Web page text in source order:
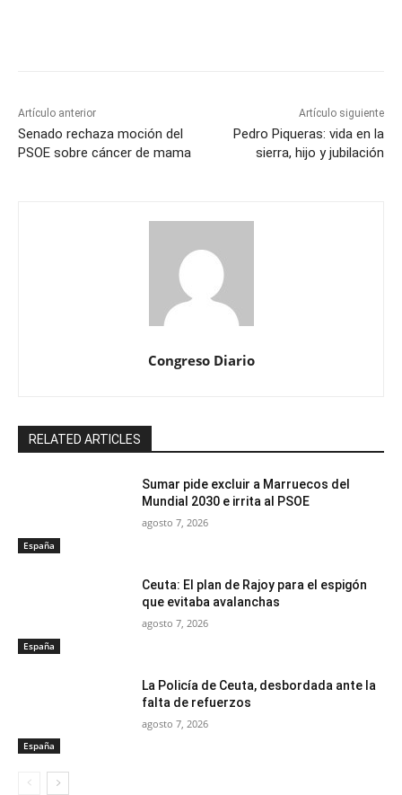
Artículo anterior
Senado rechaza moción del
PSOE sobre cáncer de mama
Artículo siguiente
Pedro Piqueras: vida en la
sierra, hijo y jubilación
Congreso Diario
RELATED ARTICLES
España
Sumar pide excluir a Marruecos del
Mundial 2030 e irrita al PSOE
agosto 7, 2026
España
Ceuta: El plan de Rajoy para el espigón
que evitaba avalanchas
agosto 7, 2026
España
La Policía de Ceuta, desbordada ante la
falta de refuerzos
agosto 7, 2026